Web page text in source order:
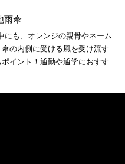
雨傘
にも、オレンジの親骨やネーム
の内側に受ける風を受け流す
イント！通勤や通学におすす